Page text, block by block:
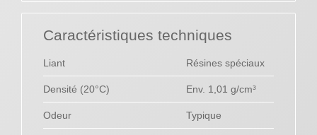
Caractéristiques techniques
Liant Résines spéciaux
Densité (20°C) Env. 1,01 g/cm³
Odeur Typique